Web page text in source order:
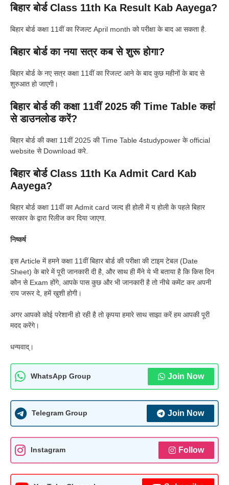
बिहार बोर्ड Class 11th Ka Result Kab Aayega?
बिहार बोर्ड कक्षा 11वीं का रिजल्ट April month को परीक्षा के बाद आ सकता है.
बिहार बोर्ड का नया सत्र कब से शुरू होगा?
बिहार बोर्ड के नए सत्र कक्षा 11वीं का रिजल्ट आने के बाद कुछ महीनों के बाद से
शुरुआत हो जाएगी।
बिहार बोर्ड की कक्षा 11वीं 2025 की Time Table कहां
से डाउनलोड करें?
बिहार बोर्ड की कक्षा 11वीं 2025 की Time Table 4studypower के official
website से Download करे.
बिहार बोर्ड Class 11th Ka Admit Card Kab
Aayega?
बिहार बोर्ड कक्षा 11वीं का Admit card जल्द ही होली में य होली के पहले बिहार
सरकार के द्वारा रिलीज कर दिया जाएगा.
निष्कर्ष
इस Article में हमने कक्षा 11वीं बिहार बोर्ड की परीक्षा की टाइम टेबल (Date
Sheet) के बारे में पूरी जानकारी दी है, और साथ ही मैंने ये भी बताया है कि किस दिन
कौन से Exam होंगे, आपके पास कुछ और भी जानकारी है तो नीचे कमेंट कर अपनी
राय जरूर दे, हमें खुशी होगी।
अगर आपको कोई परेशानी हो रही है तो कृपया हमारे साथ साझा करें हम आपकी पूरी
मदद करेंगे।
धन्यवाद्।
WhatsApp Group Join Now
Telegram Group Join Now
Instagram Follow